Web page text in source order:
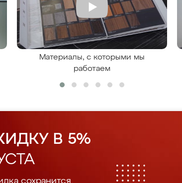
Материалы, с которыми мы
работаем
В 5%
сохранится.